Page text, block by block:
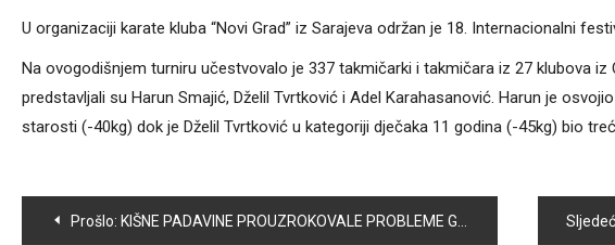
U organizaciji karate kluba “Novi Grad” iz Sarajeva održan je 18. Internacionalni
Na ovogodišnjem turniru učestvovalo je 337 takmičarki i takmičara iz 27 klubova
predstavljali su Harun Smajić, Dželil Tvrtković i Adel Karahasanović. Harun je
starosti (-40kg) dok je Dželil Tvrtković u kategoriji dječaka 11 godina (-45kg) bio
Navigacija
Prošlo: KIŠNE PADAVINE PROUZROKOVALE PROBLEME GRAĐANIMA